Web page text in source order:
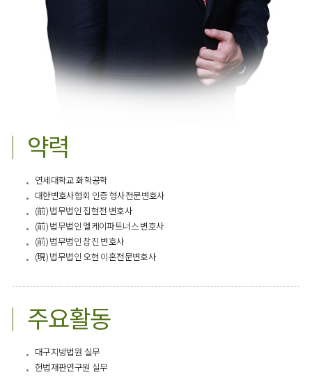
약력
연세대학교 화학공학
대한변호사협회 인증 형사전문변호사
(前) 법무법인 집현전 변호사
(前) 법무법인 엘케이파트너스 변호사
(前) 법무법인 참진 변호사
(現) 법무법인 오현 이혼전문변호사​
주요활동
대구지방법원 실무
헌법재판연구원 실무